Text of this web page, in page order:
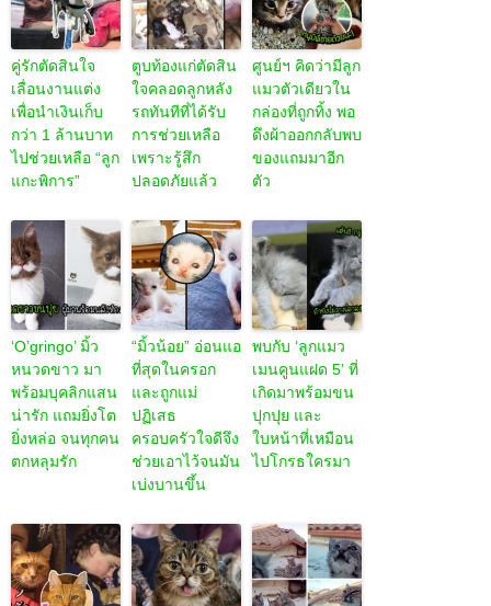
คู่รักตัดสินใจ
เลื่อนงานแต่ง
เพื่อนำเงินเก็บ
กว่า 1 ล้านบาท
ไปช่วยเหลือ “ลูก
แกะพิการ”
ตูบท้องแก่ตัดสิน
ใจคลอดลูกหลัง
รถทันทีที่ได้รับ
การช่วยเหลือ
เพราะรู้สึก
ปลอดภัยแล้ว
ศูนย์ฯ คิดว่ามีลูก
แมวตัวเดียวใน
กล่องที่ถูกทิ้ง พอ
ดึงผ้าออกกลับพบ
ของแถมมาอีก
ตัว
‘O’gringo’ มิ้ว
หนวดขาว มา
พร้อมบุคลิกแสน
น่ารัก แถมยิ่งโต
ยิ่งหล่อ จนทุกคน
ตกหลุมรัก
“มิ้วน้อย” อ่อนแอ
ที่สุดในครอก
และถูกแม่
ปฏิเสธ
ครอบครัวใจดีจึง
ช่วยเอาไว้จนมัน
เบ่งบานขึ้น
พบกับ ‘ลูกแมว
เมนคูนแฝด 5’ ที่
เกิดมาพร้อมขน
ปุกปุย และ
ใบหน้าที่เหมือน
ไปโกรธใครมา